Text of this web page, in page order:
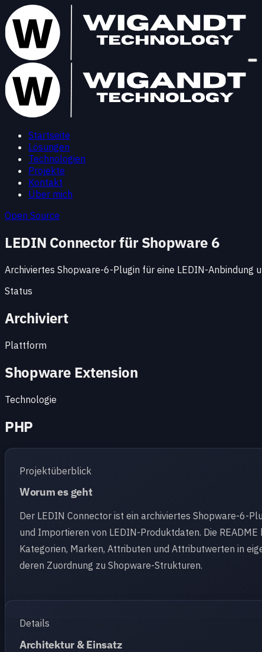
Startseite
Lösungen
Technologien
Projekte
Kontakt
Über mich
Open Source
LEDIN Connector für Shopware 6
Archiviertes Shopware-6-Plugin für eine LEDIN-
Status
Archiviert
Plattform
Shopware Extension
Technologie
PHP
Projektüberblick
Worum es geht
Der LEDIN Connector ist ein archiviertes Shopware-6-
und Importieren von LEDIN-Produktdaten. Die
Kategorien, Marken, Attributen und Attributwerten in
deren Zuordnung zu Shopware-Strukturen.
Details
Architektur & Einsatz